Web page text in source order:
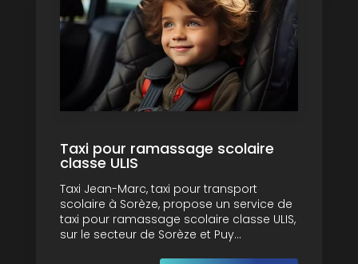
Taxi pour ramassage scolaire
classe ULIS
Taxi Jean-Marc, taxi pour transport
scolaire à Sorèze, propose un service de
taxi pour ramassage scolaire classe ULIS,
sur le secteur de Sorèze et Puy...